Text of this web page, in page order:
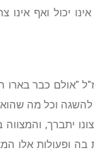
יכול ואף אינו
"אולם כבר
וכל מה שהוא
יתברך,
בה ופעולות אלו